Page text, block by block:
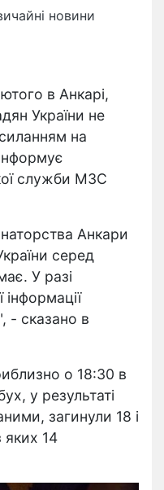
новини
в Анкарі,
України не
на
служби МЗС
Анкари
серед
У разі
- сказано в
о 18:30 в
у результаті
загинули 18 і
14